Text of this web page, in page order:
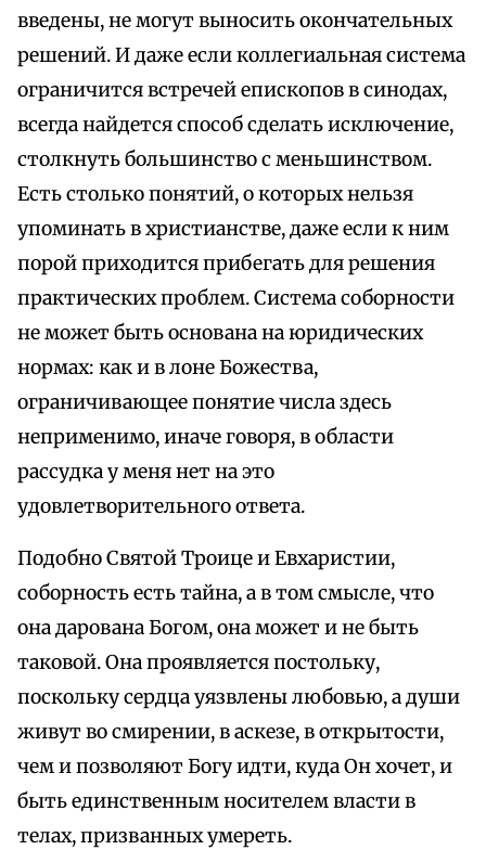
введены, не могут выносить окончательных
решений. И даже если коллегиальная система
ограничится встречей епископов в синодах,
всегда найдется способ сделать исключение,
столкнуть большинство с меньшинством.
Есть столько понятий, о которых нельзя
упоминать в христианстве, даже если к ним
порой приходится прибегать для решения
практических проблем. Система соборности
не может быть основана на юридических
нормах: как и в лоне Божества,
ограничивающее понятие числа здесь
неприменимо, иначе говоря, в области
рассудка у меня нет на это
удовлетворительного ответа.
Подобно Святой Троице и Евхаристии,
соборность есть тайна, а в том смысле, что
она дарована Богом, она может и не быть
таковой. Она проявляется постольку,
поскольку сердца уязвлены любовью, а души
живут во смирении, в аскезе, в открытости,
чем и позволяют Богу идти, куда Он хочет, и
быть единственным носителем власти в
телах, призванных умереть.